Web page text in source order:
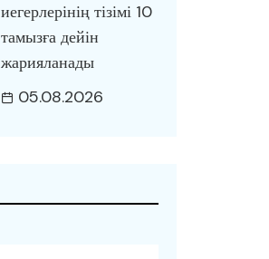
иегерлерінің тізімі 10
тамызға дейін
жарияланады
05.08.2026